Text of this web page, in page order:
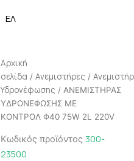
ΕΛ
Αρχική
σελίδα /Ανεμιστήρες /
Υδρονέφωσης / ΑΝΕΜΙΣΤΗΡΑΣ
ΥΔΡΟΝΕΦΩΣΗΣ ΜΕ
ΚΟΝΤΡΟΛ Φ40 75W 2L 220V
Κωδικός προϊόντος 300-
23500